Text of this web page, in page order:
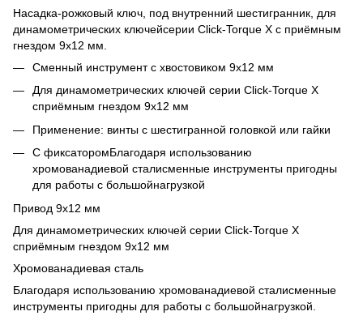
Насадка-рожковый ключ, под внутренний шестигранник, для
динамометрических ключейсерии Click-Torque X с приёмным
гнездом 9x12 мм.
Сменный инструмент с хвостовиком 9x12 мм
Для динамометрических ключей серии Click-Torque X
сприёмным гнездом 9x12 мм
Применение: винты с шестигранной головкой или гайки
С фиксаторомБлагодаря использованию
хромованадиевой сталисменные инструменты пригодны
для работы с большойнагрузкой
Привод 9x12 мм
Для динамометрических ключей серии Click-Torque X
сприёмным гнездом 9x12 мм
Хромованадиевая сталь
Благодаря использованию хромованадиевой сталисменные
инструменты пригодны для работы с большойнагрузкой.